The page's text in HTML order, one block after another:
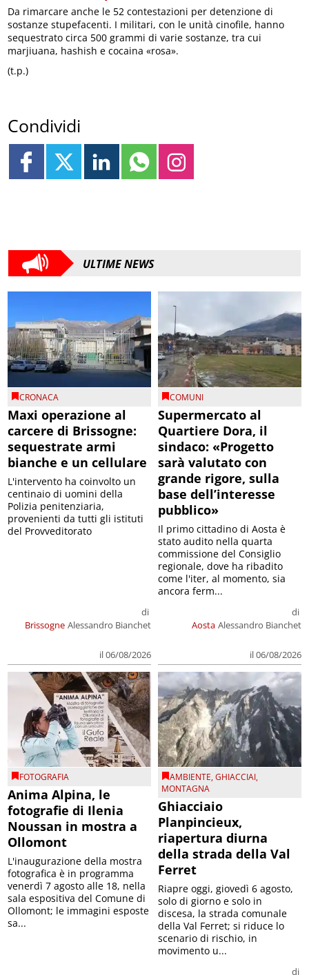
Da rimarcare anche le 52 contestazioni per detenzione di
sostanze stupefacenti. I militari, con le unità cinofile, hanno
sequestrato circa 500 grammi di varie sostanze, tra cui
marjiuana, hashish e cocaina «rosa».
(t.p.)
Condividi
ULTIME NEWS
CRONACA
Maxi operazione al
carcere di Brissogne:
sequestrate armi
bianche e un cellulare
Brissogne
di
Alessandro Bianchet
il 06/08/2026
L'intervento ha coinvolto un
centinaio di uomini della
Polizia penitenziaria,
provenienti da tutti gli istituti
del Provveditorato
COMUNI
Supermercato al
Quartiere Dora, il
sindaco: «Progetto
sarà valutato con
grande rigore, sulla
base dell’interesse
pubblico»
Aosta
di
Alessandro Bianchet
il 06/08/2026
Il primo cittadino di Aosta è
stato audito nella quarta
commissione del Consiglio
regionale, dove ha ribadito
come l'iter, al momento, sia
ancora ferm...
FOTOGRAFIA
Anima Alpina, le
fotografie di Ilenia
Noussan in mostra a
Ollomont
L'inaugurazione della mostra
fotografica è in programma
venerdì 7 agosto alle 18, nella
sala espositiva del Comune di
Ollomont; le immagini esposte
sa...
AMBIENTE,GHIACCIAI,
MONTAGNA
Ghiacciaio
Planpincieux,
riapertura diurna
della strada della Val
Ferret
di
Riapre oggi, giovedì 6 agosto,
solo di giorno e solo in
discesa, la strada comunale
della Val Ferret; si riduce lo
scenario di rischio, in
movimento u...